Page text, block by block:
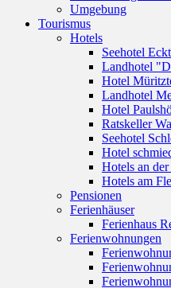
Umgebung
Tourismus
Hotels
Seehotel
Landhotel
Hotel
Landhotel
Hotel
Ratskeller
Seehotel
Hotel
Hotels an
Hotels am
Pensionen
Ferienhäuser
Ferienhaus
Ferienwohnungen